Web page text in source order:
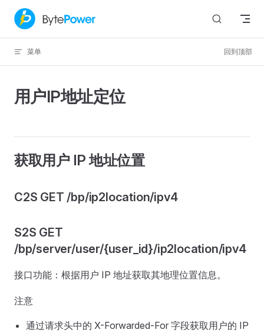
Skip to content
菜单 回到顶部
用户IP地址定位
获取用户 IP 地址位置
C2S GET /bp/ip2location/ipv4
S2S GET
/bp/server/user/{user_id}/ip2location/ipv4
接口功能：根据用户 IP 地址获取其地理位置信息。
注意
通过请求头中的 X-Forwarded-For 字段获取用户的 IP